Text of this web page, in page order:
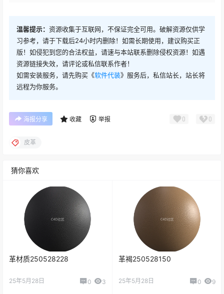
温馨提示： 资源收集于互联网，不保证完全可用。破解资源仅供学
习参考，请于下载后24小时内删除！如需长期使用，建议购买正
版！如侵犯到您的合法权益，请速与本站联系删除侵权资源！如遇
资源链接失效，请评论或私信联系作者！
如需安装服务，请先购买《软件代装》服务后，私信站长，站长将
远程为你服务。
海报分享 收藏 举报 0 0
皮革
猜你喜欢
革材质250528228
25年5月28日 0 3
革褐250528150
25年5月28日 0 9